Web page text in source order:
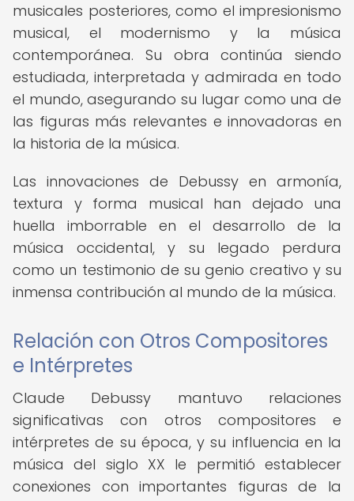
musicales posteriores, como el impresionismo
musical, el modernismo y la música
contemporánea. Su obra continúa siendo
estudiada, interpretada y admirada en todo
el mundo, asegurando su lugar como una de
las figuras más relevantes e innovadoras en
la historia de la música.
Las innovaciones de Debussy en armonía,
textura y forma musical han dejado una
huella imborrable en el desarrollo de la
música occidental, y su legado perdura
como un testimonio de su genio creativo y su
inmensa contribución al mundo de la música.
Relación con Otros Compositores
e Intérpretes
Claude Debussy mantuvo relaciones
significativas con otros compositores e
intérpretes de su época, y su influencia en la
música del siglo XX le permitió establecer
conexiones con importantes figuras de la